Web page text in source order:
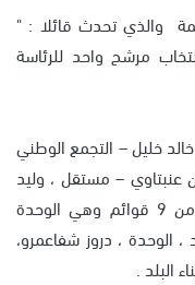
والذي تحدث قائلا : "
مرشح واحد للرئاسة
خليل – التجمع الوطني
عنبتاوي – مستقل ، وليد
حداد – مستقل . وتتكون لجنة الوحدة من 9 قوائم وهي الوحدة
، الوحدة ، دروز شفاعمرو،
البلد .